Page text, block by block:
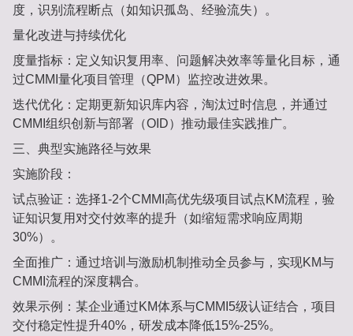
度，识别流程断点（如知识孤岛、经验流失）‌。
量化改进与持续优化‌
度量指标‌：定义知识复用率、问题解决效率等量化目标，通
过CMMI量化项目管理（QPM）监控改进效果‌。
迭代优化‌：定期更新知识库内容，淘汰过时信息，并通过
CMMI组织创新与部署（OID）推动最佳实践推广‌。
三、典型实施路径与效果‌
实施阶段‌：
试点验证‌：选择1-2个CMMI高优先级项目试点KM流程，验
证知识复用对交付效率的提升（如缩短需求响应周期
30%）‌。
全面推广‌：通过培训与激励机制推动全员参与，实现KM与
CMMI流程的深度耦合‌。
效果示例‌：某企业通过KM体系与CMMI5级认证结合，项目
交付稳定性提升40%，研发成本降低15%-25%‌。